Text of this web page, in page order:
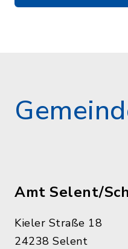
Amt Selent/
Kieler Straße 18
24238 Selent